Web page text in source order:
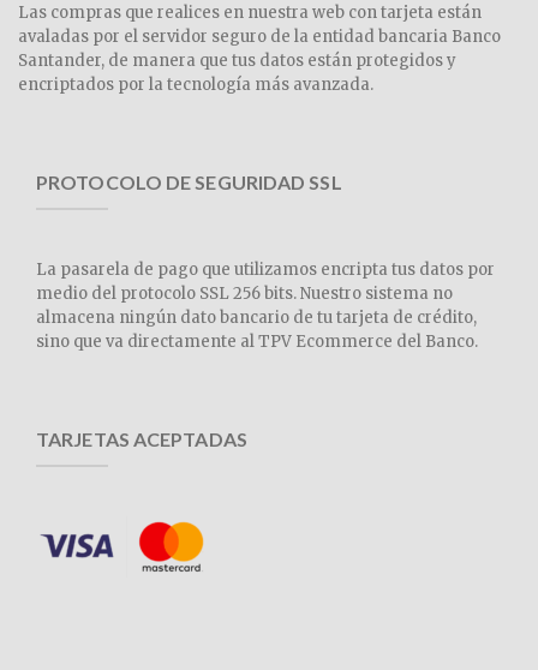
Las compras que realices en nuestra web con tarjeta están
avaladas por el servidor seguro de la entidad bancaria Banco
Santander, de manera que tus datos están protegidos y
encriptados por la tecnología más avanzada.
PROTOCOLO DE SEGURIDAD SSL
La pasarela de pago que utilizamos encripta tus datos por
medio del protocolo SSL 256 bits. Nuestro sistema no
almacena ningún dato bancario de tu tarjeta de crédito,
sino que va directamente al TPV Ecommerce del Banco.
TARJETAS ACEPTADAS